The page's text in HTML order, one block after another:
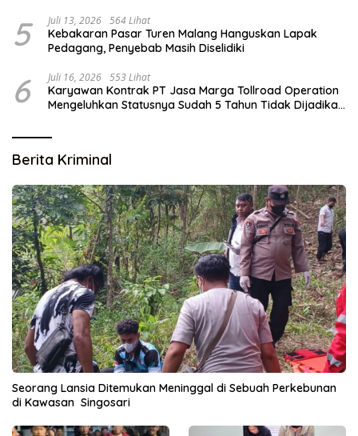
5 Juli 13, 2026 564 Lihat
Kebakaran Pasar Turen Malang Hanguskan Lapak
Pedagang, Penyebab Masih Diselidiki
6 Juli 16, 2026 553 Lihat
Karyawan Kontrak PT Jasa Marga Tollroad Operation
Mengeluhkan Statusnya Sudah 5 Tahun Tidak Dijadikan
Berita Kriminal
Seorang Lansia Ditemukan Meninggal di Sebuah Perkebunan
di Kawasan Singosari